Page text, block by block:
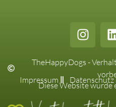
TheHappyDogs -
Impressum Datenschutz
Diese Website wurde